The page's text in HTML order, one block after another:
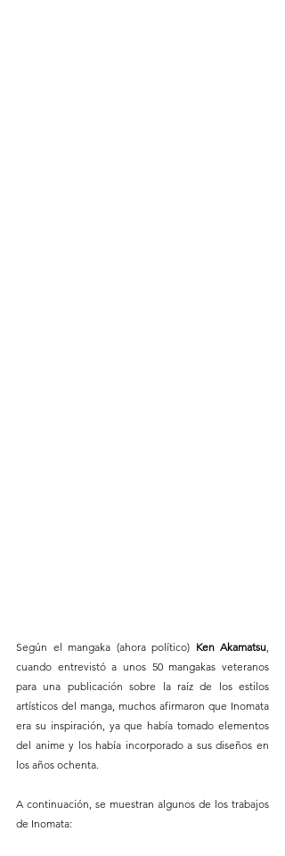
Según el mangaka (ahora político) Ken Akamatsu,
cuando entrevistó a unos 50 mangakas veteranos
para una publicación sobre la raíz de los estilos
artísticos del manga, muchos afirmaron que Inomata
era su inspiración, ya que había tomado elementos
del anime y los había incorporado a sus diseños en
los años ochenta.
A continuación, se muestran algunos de los trabajos
de Inomata: